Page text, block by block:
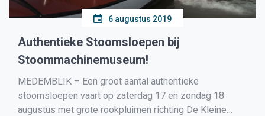
6 augustus 2019
Authentieke Stoomsloepen bij
Stoommachinemuseum!
MEDEMBLIK – Een groot aantal authentieke
stoomsloepen vaart op zaterdag 17 en zondag 18
augustus met grote rookpluimen richting De Kleine